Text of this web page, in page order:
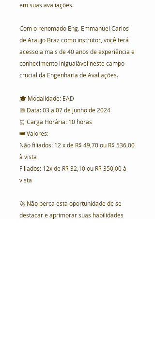
em suas avaliações.
Com o renomado Eng. Emmanuel Carlos
de Araujo Braz como instrutor, você terá
acesso a mais de 40 anos de experiência e
conhecimento inigualável neste campo
crucial da Engenharia de Avaliações.
🎓 Modalidade: EAD
📅 Data: 03 a 07 de junho de 2024
⏰ Carga Horária: 10 horas
🎟️ Valores:
Não filiados: 12 x de R$ 49,70 ou R$ 536,00
à vista
Filiados: 12x de R$ 32,10 ou R$ 350,00 à
vista
🚀 Não perca esta oportunidade de se
destacar e aprimorar suas habilidades